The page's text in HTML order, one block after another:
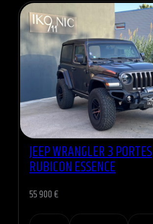
JEEP WRANGLER 3 PORTES
RUBICON ESSENCE
55 900 €